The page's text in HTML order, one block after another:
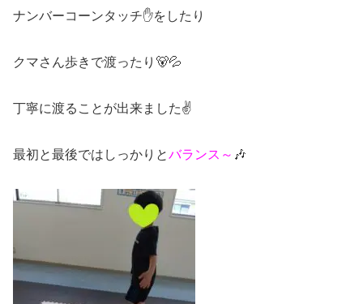
ナンバーコーンタッチ✋をしたり
クマさん歩きで渡ったり🐻💦
丁寧に渡ることが出来ました✌
最初と最後ではしっかりとバランス～ 🎶